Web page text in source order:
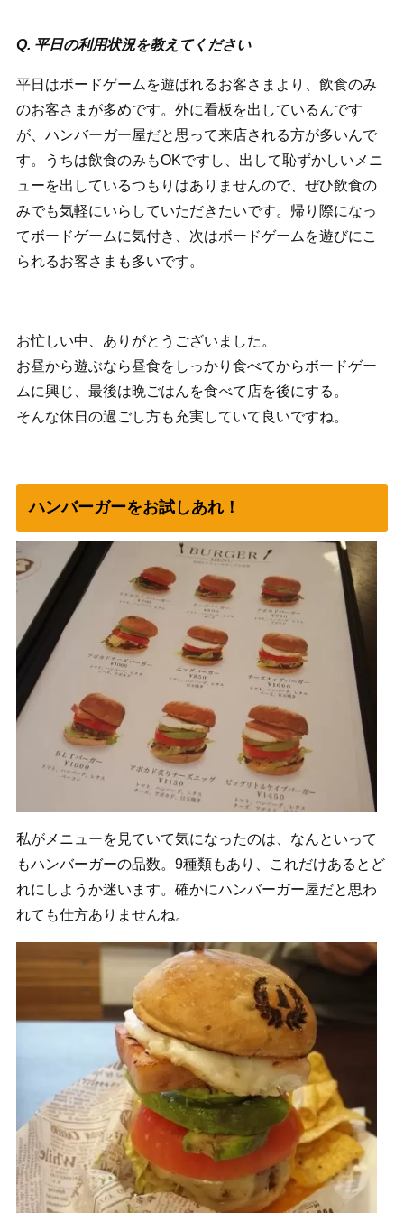
Q. 平日の利用状況を教えてください
平日はボードゲームを遊ばれるお客さまより、飲食のみ
のお客さまが多めです。外に看板を出しているんです
が、ハンバーガー屋だと思って来店される方が多いんで
す。うちは飲食のみもOKですし、出して恥ずかしいメニ
ューを出しているつもりはありませんので、ぜひ飲食の
みでも気軽にいらしていただきたいです。帰り際になっ
てボードゲームに気付き、次はボードゲームを遊びにこ
られるお客さまも多いです。
お忙しい中、ありがとうございました。
お昼から遊ぶなら昼食をしっかり食べてからボードゲー
ムに興じ、最後は晩ごはんを食べて店を後にする。
そんな休日の過ごし方も充実していて良いですね。
ハンバーガーをお試しあれ！
私がメニューを見ていて気になったのは、なんといって
もハンバーガーの品数。9種類もあり、これだけあるとど
れにしようか迷います。確かにハンバーガー屋だと思わ
れても仕方ありませんね。